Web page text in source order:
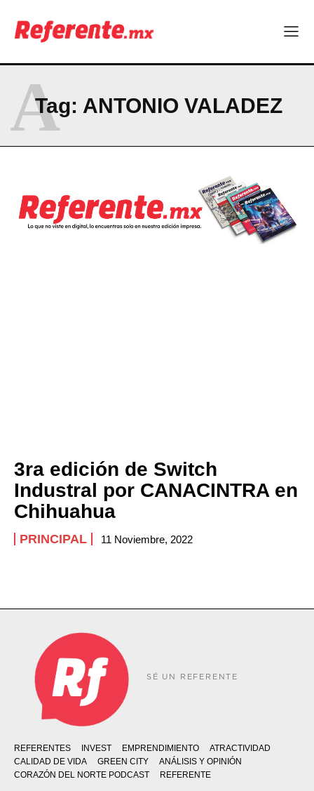
Company
CONTACT
PRIVACY POLICY
NEWSLETTER
Tag: ANTONIO VALADEZ
A
3ra edición de Switch
Industral por CANACINTRA en
Chihuahua
PRINCIPAL 11 Noviembre, 2022
SÉ UN REFERENTE
REFERENTES INVEST EMPRENDIMIENTO
ATRACTIVIDAD
CALIDAD DE VIDA
GREEN CITY
ANÁLISIS Y OPINIÓN
CORAZÓN DEL NORTE PODCAST
REFERENTE